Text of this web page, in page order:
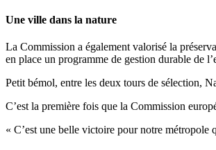
Une ville dans la nature
La Commission a également valorisé la
en place un programme de gestion durable de
Petit bémol, entre les deux tours de sélection,
C’est la première fois que la Commission
« C’est une belle victoire pour notre métropole